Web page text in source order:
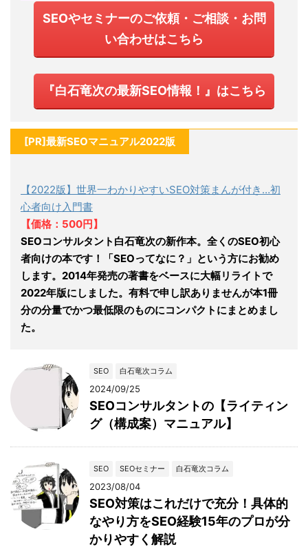
SEOやセミナーのご依頼・ご相談・お問
い合わせはこちら
『白石竜次の最新SEO情報！』はこちら
[PR]最新SEOマニュアル2022版
【2022版】世界一わかりやすいSEO対策まんが付き…初
心者向け入門書
【価格：500円】
SEOコンサルタント白石竜次の新作本。全くのSEO初心
者向けの本です！「SEOってなに？」という方にお勧め
します。2014年発売の著書をベースに大幅リライトで
2022年版にしました。有料で申し訳ありませんが本1冊
分の分量でかつ最低限のものにコンパクトにまとめまし
た。
SEO 白石竜次コラム
2024/09/25
SEOコンサルタントの【ライティン
グ（構成案）マニュアル】
SEO SEOセミナー 白石竜次コラム
2023/08/04
SEO対策はこれだけで充分！具体的
なやり方をSEO経験15年のプロが分
かりやすく解説